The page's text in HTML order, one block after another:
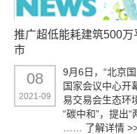
推广超低能耗建筑500
市
08
2021-09
9月6日，“北京
国家会议中心开
易交易会生态环
“碳中和”，提出
了解详情